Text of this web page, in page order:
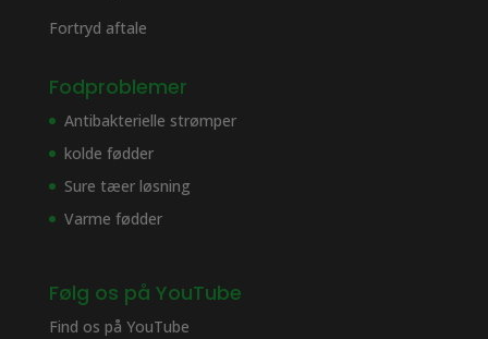
Fortryd aftale
Fodproblemer
Antibakterielle strømper
kolde fødder
Sure tæer løsning
Varme fødder
Følg os på YouTube
Find os på YouTube